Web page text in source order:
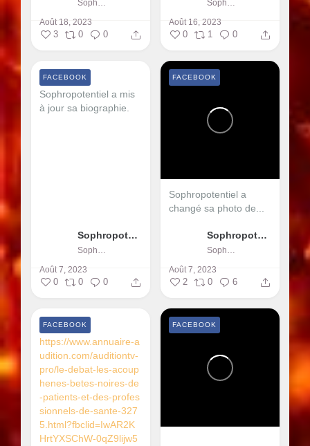
Août 18, 2023
3 0 0
Août 16, 2023
0 1 0
Sophropotentiel a mis
à jour sa biographie.
Sophropotentiel
Août 7, 2023
FACEBOOK
0 0 0
Sophropotentiel a
changé sa photo de...
Sophropotentiel
Août 7, 2023
FACEBOOK
2 0 6
https://www.annuaire-a
udition.com/auditiontv-
pro/le-debat-les-acoup
henes-betes-noires-de
-patients-et-des-profes
sionnels-de-sante-327
5.html?fbclid=IwAR2K
HrtYXSChW-0qZ9lijw5
FACEBOOK FACEBOOK